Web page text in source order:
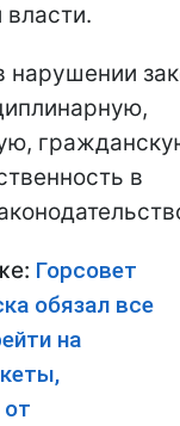
власти.
нарушении
в
Горсовет
обязал все
на